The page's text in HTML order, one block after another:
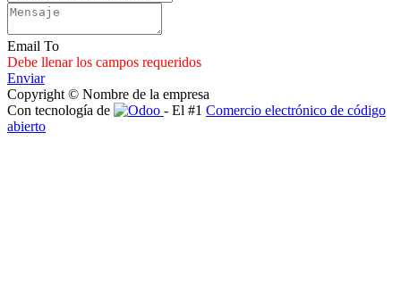
Email To
Debe llenar los campos requeridos
Enviar
Copyright © Nombre de la empresa
Con tecnología de
- El #1 Comercio electrónico de código
abierto